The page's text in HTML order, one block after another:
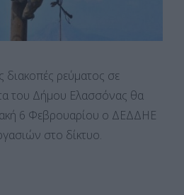
διακοπές ρεύματος σε
του Δήμου Ελασσόνας θα
6 Φεβρουαρίου ο ΔΕΔΔΗΕ
στο δίκτυο.